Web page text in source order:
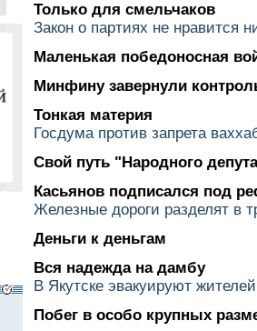
Только для смельчаков
Закон о партиях не нравится
Маленькая победоносная
Минфину завернули
Тонкая материя
Госдума против запрета
Свой путь "Народного
Касьянов подписался под
Железные дороги разделят в
Деньги к деньгам
Вся надежда на дамбу
В Якутске эвакуируют жителей
Побег в особо крупных